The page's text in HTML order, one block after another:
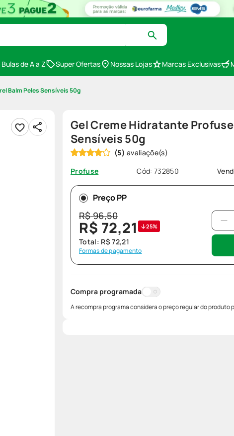
Bulas de A a Z Super Ofertas Nossas Lojas Marcas Exclusivas
Balm Peles Sensíveis 50g
Gel Creme Hidratante
Sensíveis 50g
(5)
Profuse
Cód:732850
Preço PP
R$96,50
R$ 72,21 25%
Total: R$ 72,21
Formas de pagamento
Compra programada
A recompra programa considera o preço regular do produto